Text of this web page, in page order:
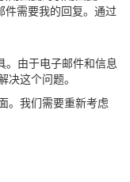
需要我的回复。通过
。由于电子邮件和信息
这个问题。
。我们需要重新考虑